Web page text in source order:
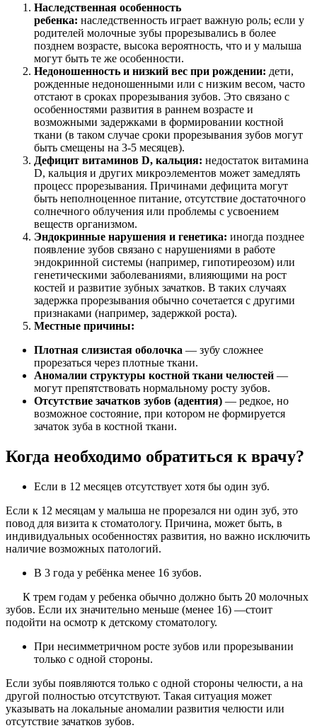
Наследственная особенность
ребенка: наследственность играет важную роль; если у
родителей молочные зубы прорезывались в более
позднем возрасте, высока вероятность, что и у малыша
могут быть те же особенности.
Недоношенность и низкий вес при рождении: дети,
рожденные недоношенными или с низким весом, часто
отстают в сроках прорезывания зубов. Это связано с
особенностями развития в раннем возрасте и
возможными задержками в формировании костной
ткани (в таком случае сроки прорезывания зубов могут
быть смещены на 3-5 месяцев).
Дефицит витаминов D, кальция: недостаток витамина
D, кальция и других микроэлементов может замедлять
процесс прорезывания. Причинами дефицита могут
быть неполноценное питание, отсутствие достаточного
солнечного облучения или проблемы с усвоением
веществ организмом.
Эндокринные нарушения и генетика: иногда позднее
появление зубов связано с нарушениями в работе
эндокринной системы (например, гипотиреозом) или
генетическими заболеваниями, влияющими на рост
костей и развитие зубных зачатков. В таких случаях
задержка прорезывания обычно сочетается с другими
признаками (например, задержкой роста).
Местные причины:
Плотная слизистая оболочка — зубу сложнее
прорезаться через плотные ткани.
Аномалии структуры костной ткани челюстей —
могут препятствовать нормальному росту зубов.
Отсутствие зачатков зубов (адентия) — редкое, но
возможное состояние, при котором не формируется
зачаток зуба в костной ткани.
Когда необходимо обратиться к врачу?
Если в 12 месяцев отсутствует хотя бы один зуб.
Если к 12 месяцам у малыша не прорезался ни один зуб, это
повод для визита к стоматологу. Причина, может быть, в
индивидуальных особенностях развития, но важно исключить
наличие возможных патологий.
В 3 года у ребёнка менее 16 зубов.
К трем годам у ребенка обычно должно быть 20 молочных
зубов. Если их значительно меньше (менее 16) —стоит
подойти на осмотр к детскому стоматологу.
При несимметричном росте зубов или прорезывании
только с одной стороны.
Если зубы появляются только с одной стороны челюсти, а на
другой полностью отсутствуют. Такая ситуация может
указывать на локальные аномалии развития челюсти или
отсутствие зачатков зубов.